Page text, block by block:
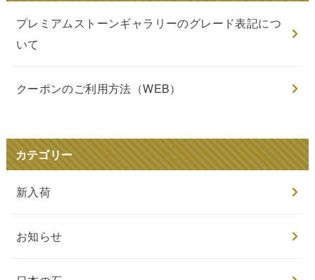
プレミアムストーンギャラリーのグレード表記につ
いて
クーポンのご利用方法（WEB）
カテゴリー
新入荷
お知らせ